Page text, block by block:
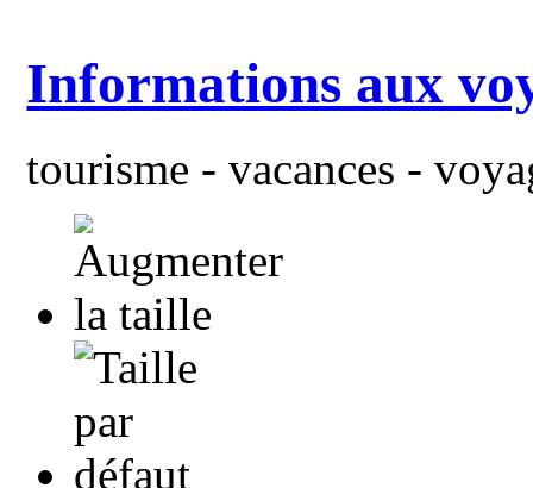
Informations aux
tourisme - vacances -